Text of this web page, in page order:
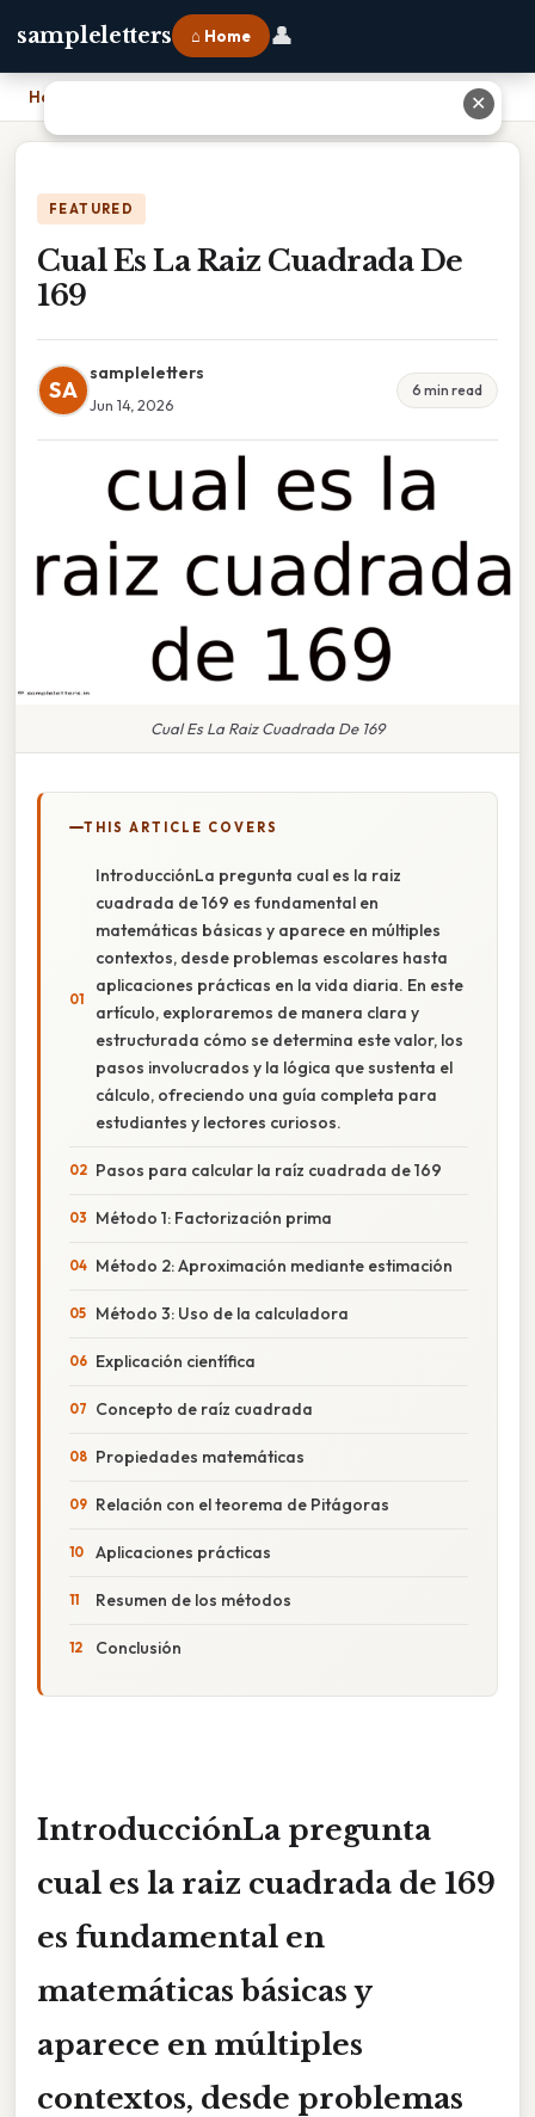
sampleletters ⌂ Home 👤
Home
FEATURED
Cual Es La Raiz Cuadrada De
169
SA
sampleletters
Jun 14, 2026
6 min read
Cual Es La Raiz Cuadrada De 169
THIS ARTICLE COVERS
IntroducciónLa pregunta cual es la raiz
cuadrada de 169 es fundamental en
matemáticas básicas y aparece en múltiples
contextos, desde problemas escolares hasta
aplicaciones prácticas en la vida diaria. En este
artículo, exploraremos de manera clara y
estructurada cómo se determina este valor, los
pasos involucrados y la lógica que sustenta el
cálculo, ofreciendo una guía completa para
estudiantes y lectores curiosos.
Pasos para calcular la raíz cuadrada de 169
Método 1: Factorización prima
Método 2: Aproximación mediante estimación
Método 3: Uso de la calculadora
Explicación científica
Concepto de raíz cuadrada
Propiedades matemáticas
Relación con el teorema de Pitágoras
Aplicaciones prácticas
Resumen de los métodos
Conclusión
IntroducciónLa pregunta
cual es la raiz cuadrada de 169
es fundamental en
matemáticas básicas y
aparece en múltiples
contextos, desde problemas
✕